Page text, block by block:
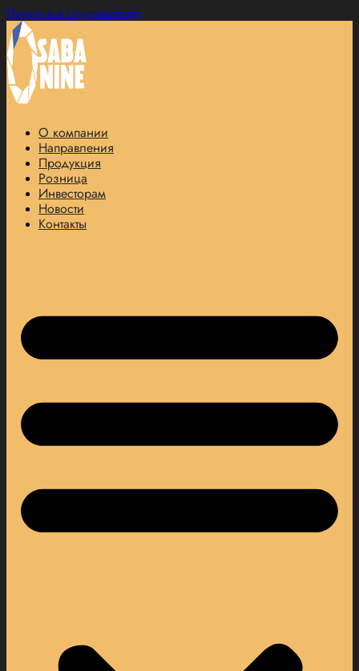
Перейти к содержимому
О компании
Направления
Продукция
Розница
Инвесторам
Новости
Контакты